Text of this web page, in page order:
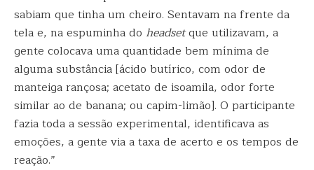
sabiam que tinha um cheiro. Sentavam na frente da
tela e, na espuminha do headsetque utilizavam, a
gente colocava uma quantidade bem mínima de
alguma substância [ácido butírico, com odor de
manteiga rançosa; acetato de isoamila, odor forte
similar ao de banana; ou capim-limão]. O participante
fazia toda a sessão experimental, identificava as
emoções, a gente via a taxa de acerto e os tempos de
reação.”